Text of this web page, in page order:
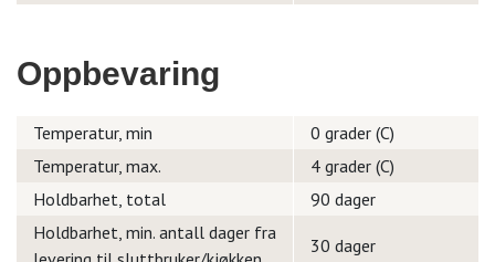
Oppbevaring
Temperatur, min
0 grader (C)
Temperatur, max.
4 grader (C)
Holdbarhet, total
90 dager
Holdbarhet, min. antall dager fra
30 dager